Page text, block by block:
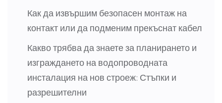
Как да извършим безопасен монтаж на
контакт или да подменим прекъснат кабел
Какво трябва да знаете за планирането и
изграждането на водопроводната
инсталация на нов строеж: Стъпки и
разрешителни